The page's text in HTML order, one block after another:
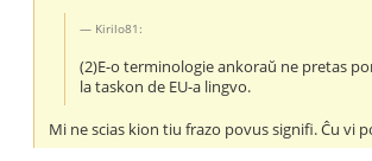
Kirilo81:
(2)E-o terminologie ankoraŭ ne pretas
la taskon de EU-a lingvo.
Mi ne scias kion tiu frazo povus signifi. Ĉu vi